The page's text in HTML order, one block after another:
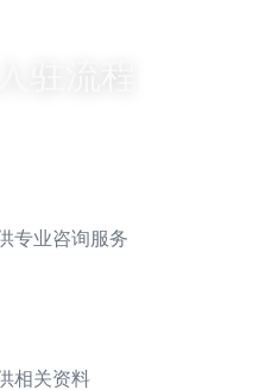
专业咨询服务
相关资料